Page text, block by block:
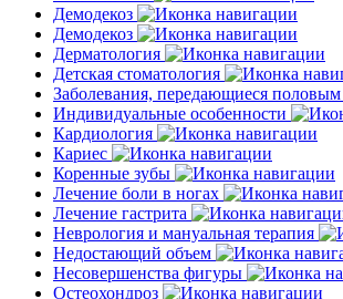
Демодекоз
Демодекоз
Дерматология
Детская стоматология
Заболевания, передающиеся
Индивидуальные особенности
Кардиология
Кариес
Коренные зубы
Лечение боли в ногах
Лечение гастрита
Неврология и мануальная терапия
Недостающий объем
Несовершенства фигуры
Остеохондроз